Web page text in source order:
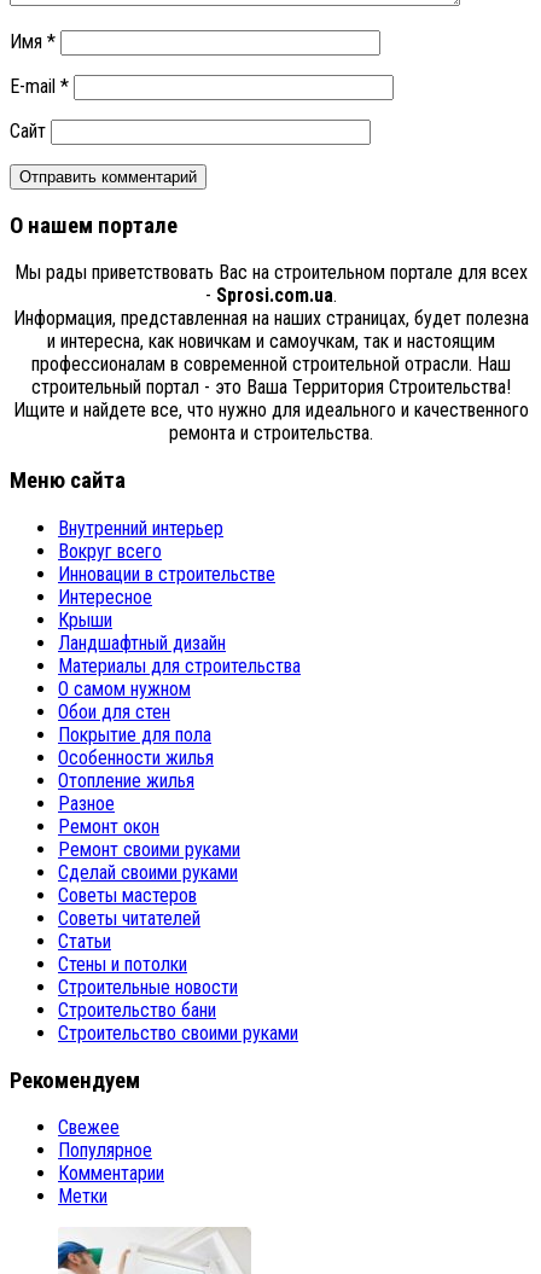
Имя *
E-mail *
Сайт
О нашем портале
Мы рады приветствовать Вас на строительном портале для всех
- Sprosi.com.ua.
Информация, представленная на наших страницах, будет полезна
и интересна, как новичкам и самоучкам, так и настоящим
профессионалам в современной строительной отрасли. Наш
строительный портал - это Ваша Территория Строительства!
Ищите и найдете все, что нужно для идеального и качественного
ремонта и строительства.
Меню сайта
Внутренний интерьер
Вокруг всего
Инновации в строительстве
Интересное
Крыши
Ландшафтный дизайн
Материалы для строительства
О самом нужном
Обои для стен
Покрытие для пола
Особенности жилья
Отопление жилья
Разное
Ремонт окон
Ремонт своими руками
Сделай своими руками
Советы мастеров
Советы читателей
Статьи
Стены и потолки
Строительные новости
Строительство бани
Строительство своими руками
Рекомендуем
Свежее
Популярное
Комментарии
Метки